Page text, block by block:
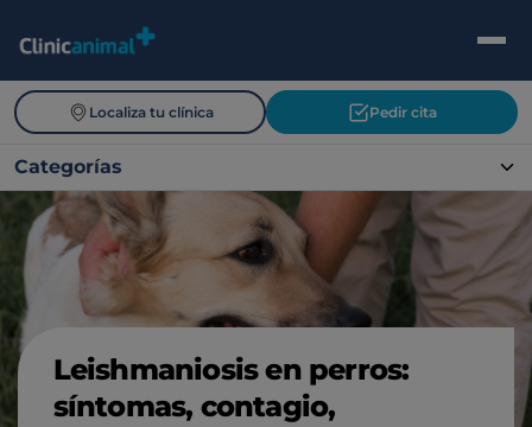
Localiza tu clínica Pedir cita
Categorías
Leishmaniosis en perros:
síntomas, contagio,